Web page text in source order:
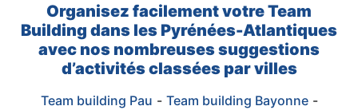
Organisez facilement votre Team
Building dans les Pyrénées-Atlantiques
avec nos nombreuses suggestions
d’activités classées par villes
Team building Pau - Team building Bayonne-